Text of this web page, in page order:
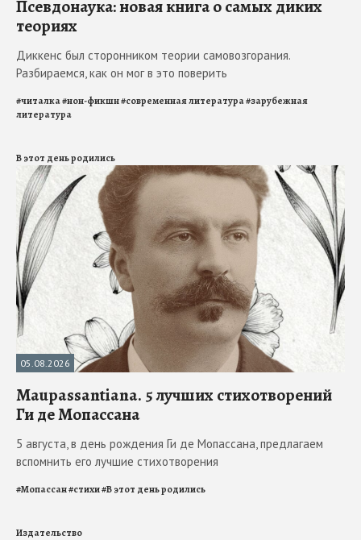
Псевдонаука: новая книга о самых диких
теориях
Диккенс был сторонником теории самовозгорания.
Разбираемся, как он мог в это поверить
#читалка#нон-фикшн#современная литература#зарубежная
литература
В этот день родились
05.08.2026
Maupassantiana. 5 лучших стихотворений
Ги де Мопассана
5 августа, в день рождения Ги де Мопассана, предлагаем
вспомнить его лучшие стихотворения
#Мопассан#стихи#В этот день родились
Издательство